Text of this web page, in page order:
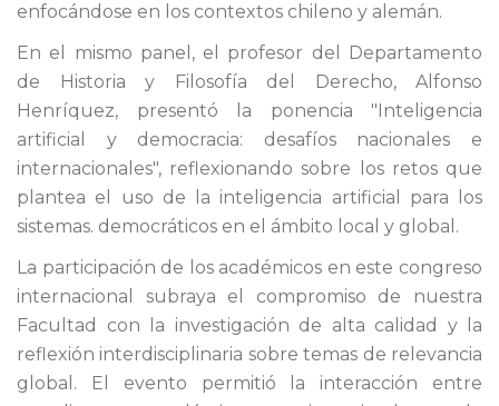
enfocándose en los contextos chileno y alemán.
En el mismo panel, el profesor del Departamento
de Historia y Filosofía del Derecho, Alfonso
Henríquez, presentó la ponencia "Inteligencia
artificial y democracia: desafíos nacionales e
internacionales", reflexionando sobre los retos que
plantea el uso de la inteligencia artificial para los
sistemas. democráticos en el ámbito local y global.
La participación de los académicos en este congreso
internacional subraya el compromiso de nuestra
Facultad con la investigación de alta calidad y la
reflexión interdisciplinaria sobre temas de relevancia
global. El evento permitió la interacción entre